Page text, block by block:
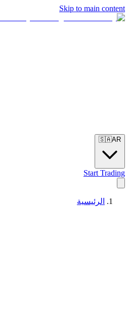
Skip to main content
🇸🇦AR
Start Trading
الرئيسية